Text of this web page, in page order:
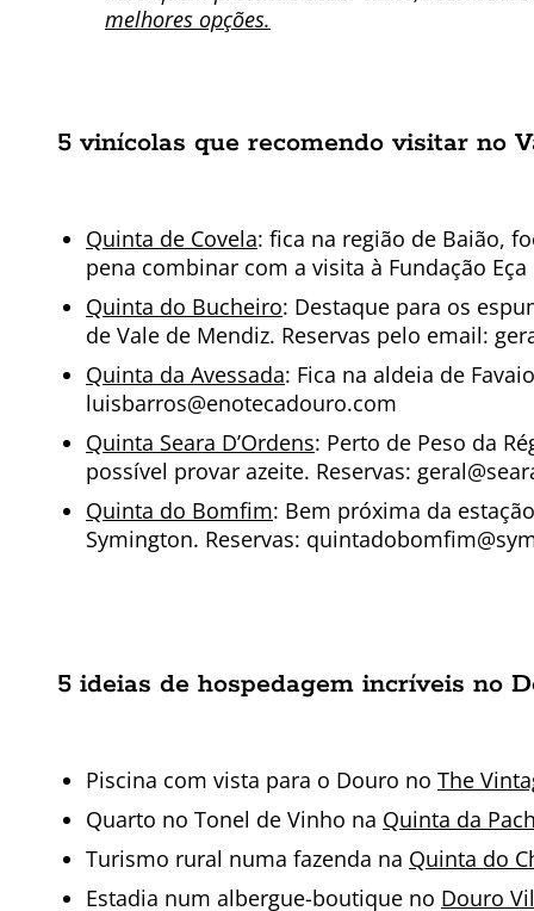
melhores opções.
5 vinícolas que recomendo visitar no
Quinta de Covela: fica na região de Baião,
pena combinar com a visita à Fundação
Quinta do Bucheiro: Destaque para os
de Vale de Mendiz. Reservas pelo email:
Quinta da Avessada: Fica na aldeia de
luisbarros@enotecadouro.com
Quinta Seara D’Ordens: Perto de Peso da
possível provar azeite. Reservas:
Quinta do Bomfim: Bem próxima da
Symington. Reservas:
5 ideias de hospedagem incríveis no
Piscina com vista para o Douro no The
Quarto no Tonel de Vinho na Quinta da
Turismo rural numa fazenda na Quinta do
Estadia num albergue-boutique no Douro